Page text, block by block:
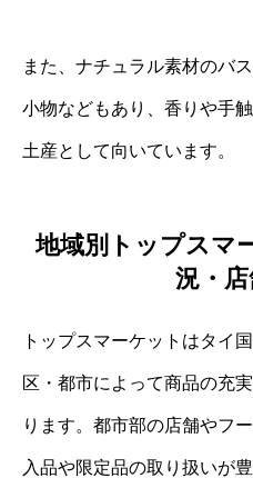
また、ナチュラル素材のバ
小物などもあり、香りや手
土産として向いています。
地域別トップスマ
況・
トップスマーケットはタイ
区・都市によって商品の充
ります。都市部の店舗やフ
入品や限定品の取り扱いが豊